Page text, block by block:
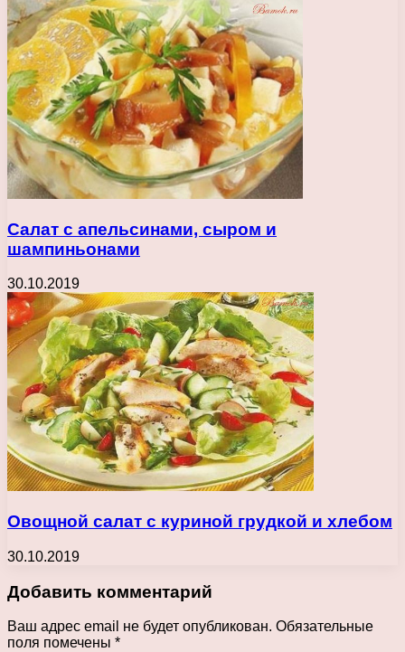
Салат с апельсинами, сыром и
шампиньонами
30.10.2019
Овощной салат с куриной грудкой и хлебом
30.10.2019
Добавить комментарий
Ваш адрес email не будет опубликован. Обязательные
поля помечены *